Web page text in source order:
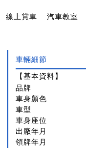
線上賞車 汽車教室
車輛細節
【基本資料】
品牌
車身顏色
車型
車身座位
出廠年月
領牌年月